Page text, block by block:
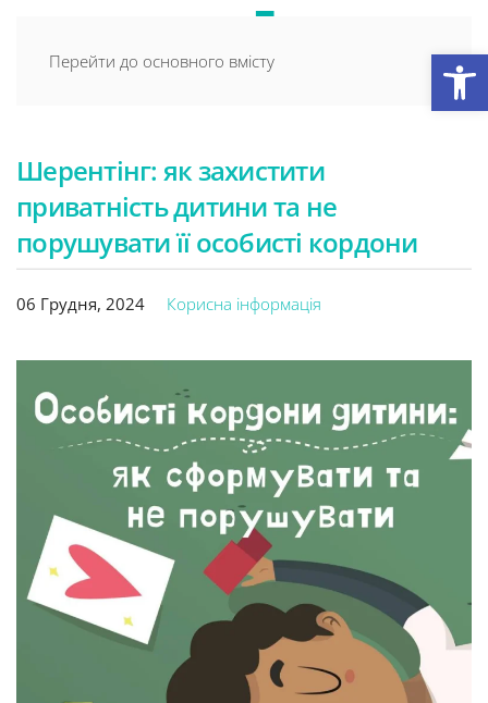
Перейти до основного вмісту
Шерентінг: як захистити
приватність дитини та не
порушувати її особисті кордони
06 Грудня, 2024 Корисна інформація